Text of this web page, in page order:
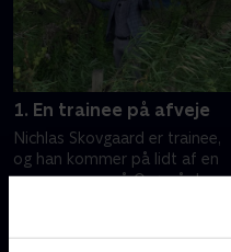
1. En trainee på afveje
Nichlas Skovgaard er trainee,
og han kommer på lidt af en
svær opgave på Orø, når han